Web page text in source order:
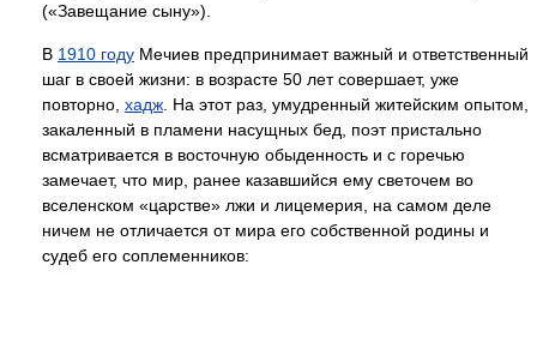
(«Завещание сыну»).
В 1910 году Мечиев предпринимает важный и ответственный
шаг в своей жизни: в возрасте 50 лет совершает, уже
повторно, хадж. На этот раз, умудренный житейским опытом,
закаленный в пламени насущных бед, поэт пристально
всматривается в восточную обыденность и с горечью
замечает, что мир, ранее казавшийся ему светочем во
вселенском «царстве» лжи и лицемерия, на самом деле
ничем не отличается от мира его собственной родины и
судеб его соплеменников: